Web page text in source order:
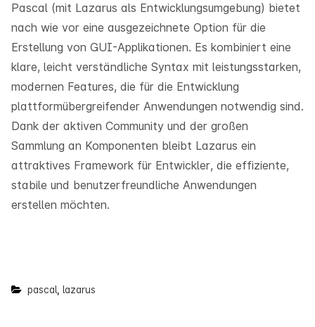
Pascal (mit Lazarus als Entwicklungsumgebung) bietet
nach wie vor eine ausgezeichnete Option für die
Erstellung von GUI-Applikationen. Es kombiniert eine
klare, leicht verständliche Syntax mit leistungsstarken,
modernen Features, die für die Entwicklung
plattformübergreifender Anwendungen notwendig sind.
Dank der aktiven Community und der großen
Sammlung an Komponenten bleibt Lazarus ein
attraktives Framework für Entwickler, die effiziente,
stabile und benutzerfreundliche Anwendungen
erstellen möchten.
pascal lazarus